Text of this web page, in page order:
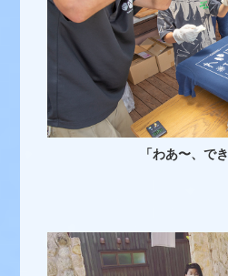
「わあ〜、で